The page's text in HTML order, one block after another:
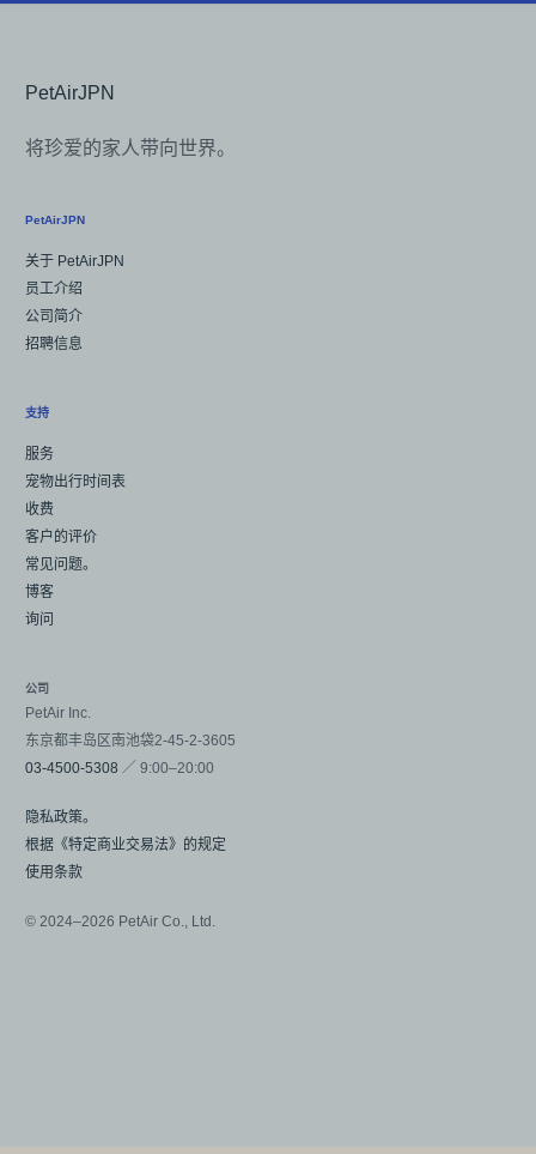
将珍爱的家人带向世界。
PetAirJPN
关于 PetAirJPN
员工介绍
公司简介
招聘信息
支持
服务
宠物出行时间表
收费
客户的评价
常见问题。
博客
询问
公司
PetAir Inc.
东京都丰岛区南池袋2-45-2-3605
03-4500-5308 ／ 9:00–20:00
隐私政策。
根据《特定商业交易法》的规定
使用条款
© 2024–2026 PetAir Co., Ltd.